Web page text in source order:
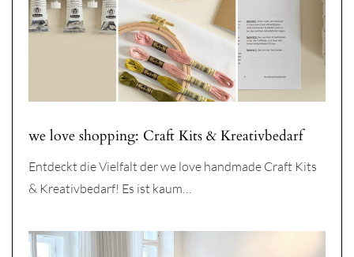
we love shopping: Craft Kits & Kreativbedarf
Entdeckt die Vielfalt der we love handmade Craft Kits
& Kreativbedarf! Es ist kaum…